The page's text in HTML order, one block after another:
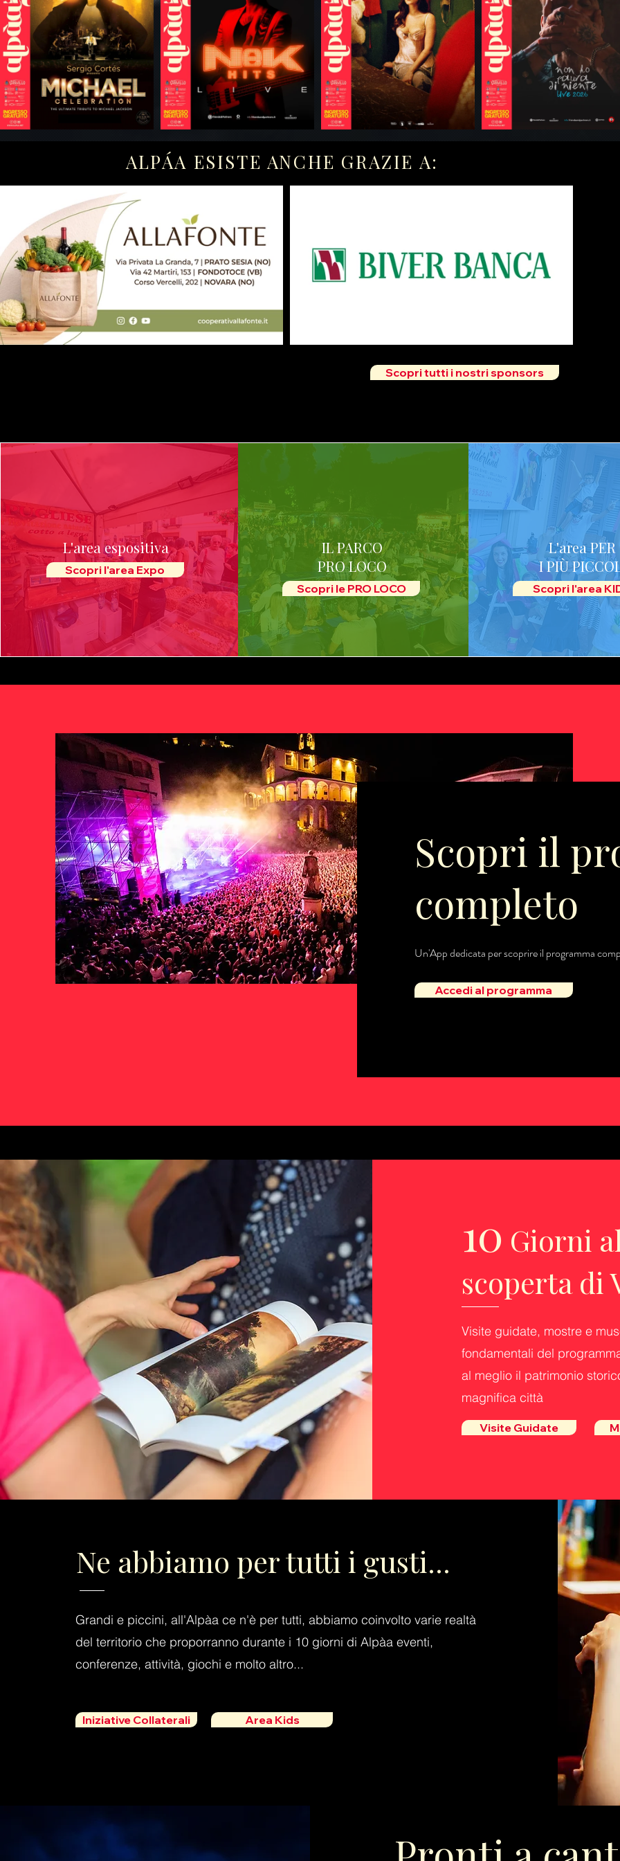
ALPÁA ESISTE ANCHE GRAZIE A:
Scopri tutti i nostri sponsors
L'area espositiva
Scopri l'area Expo
IL PARCO
PRO LOCO
Scopri le PRO LOCO
L'area PER
I PIÙ
Scopri l'area
Scopri il
completo
Un'App dedicata per scoprire il programma
Accedi al programma
10 Giorni
scoperta di
Visite guidate, mostre e
fondamentali del
al meglio il patrimonio
magnifica città
Visite Guidate
Ne abbiamo per tutti i gusti...
Grandi e piccini, all'Alpàa ce n'è per tutti, abbiamo coinvolto varie realtà
del territorio che proporranno durante i 10 giorni di Alpàa eventi,
conferenze, attività, giochi e molto altro...
Iniziative Collaterali Area Kids